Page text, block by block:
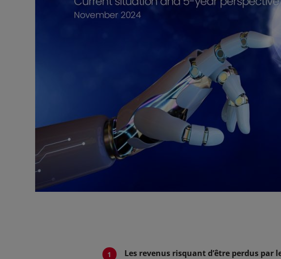
Les revenus risquant d’être perdus par